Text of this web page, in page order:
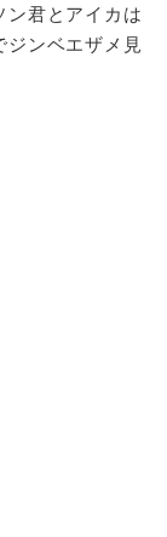
ン君とアイカは
ジンベエザメ見